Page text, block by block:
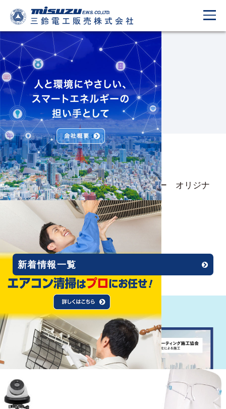
What’s New
新着情報
2021.03.10
ＶＳ（ブイエス）コーティングスプレー オリジナ
ルサイズ 販売開始!
2020.12.22
社員募集!!
2020.12.01
ホームページリニューアル!!
新着情報一覧
Recommend
おすすめ情報